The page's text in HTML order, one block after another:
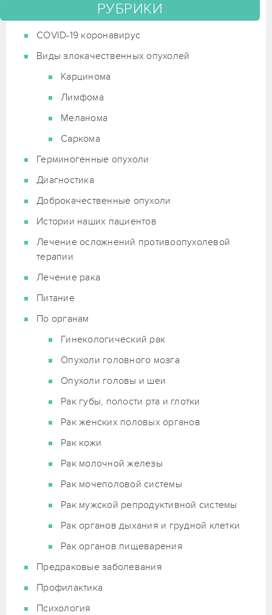
РУБРИКИ
COVID-19 коронавирус
Виды злокачественных опухолей
Карцинома
Лимфома
Меланома
Саркома
Герминогенные опухоли
Диагностика
Доброкачественные опухоли
Истории наших пациентов
Лечение осложнений противоопухолевой
терапии
Лечение рака
Питание
По органам
Гинекологический рак
Опухоли головного мозга
Опухоли головы и шеи
Рак губы, полости рта и глотки
Рак женских половых органов
Рак кожи
Рак молочной железы
Рак мочеполовой системы
Рак мужской репродуктивной системы
Рак органов дыхания и грудной клетки
Рак органов пищеварения
Предраковые заболевания
Профилактика
Психология